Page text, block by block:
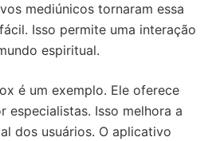
mediúnicos tornaram essa
Isso permite uma interação
espiritual.
é um exemplo. Ele oferece
especialistas. Isso melhora a
dos usuários. O aplicativo